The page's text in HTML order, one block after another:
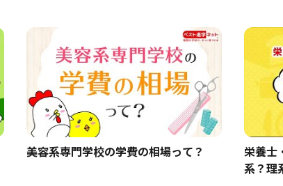
美容系専門学校の学費の相場って？
栄養士
系？理